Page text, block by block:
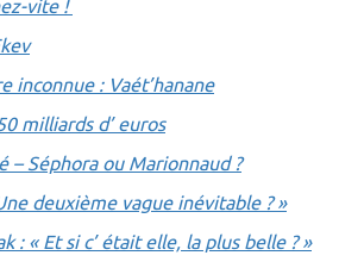
vite !
inconnue : Vaét’hanane
milliards d’ euros
– Séphora ou Marionnaud ?
deuxième vague inévitable ? »
: « Et si c’ était elle, la plus belle ? »